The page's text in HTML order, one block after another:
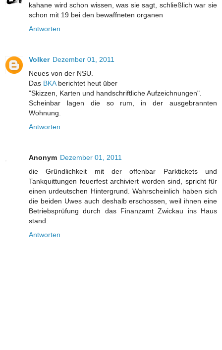
kahane wird schon wissen, was sie sagt, schließlich war sie
schon mit 19 bei den bewaffneten organen
Antworten
Volker Dezember 01, 2011
Neues von der NSU.
Das BKAberichtet heut über
"Skizzen, Karten und handschriftliche Aufzeichnungen".
Scheinbar lagen die so rum, in der ausgebrannten
Wohnung.
Antworten
Anonym Dezember 01, 2011
die Gründlichkeit mit der offenbar Parktickets und
Tankquittungen feuerfest archiviert worden sind, spricht für
einen urdeutschen Hintergrund. Wahrscheinlich haben sich
die beiden Uwes auch deshalb erschossen, weil ihnen eine
Betriebsprüfung durch das Finanzamt Zwickau ins Haus
stand.
Antworten